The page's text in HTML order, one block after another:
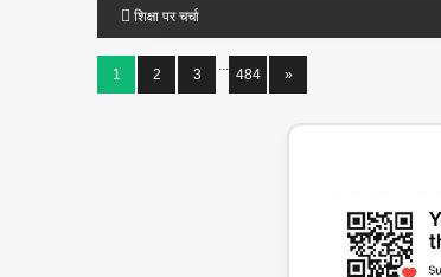
शिक्षा पर चर्चा
1 2 3
...
484 »